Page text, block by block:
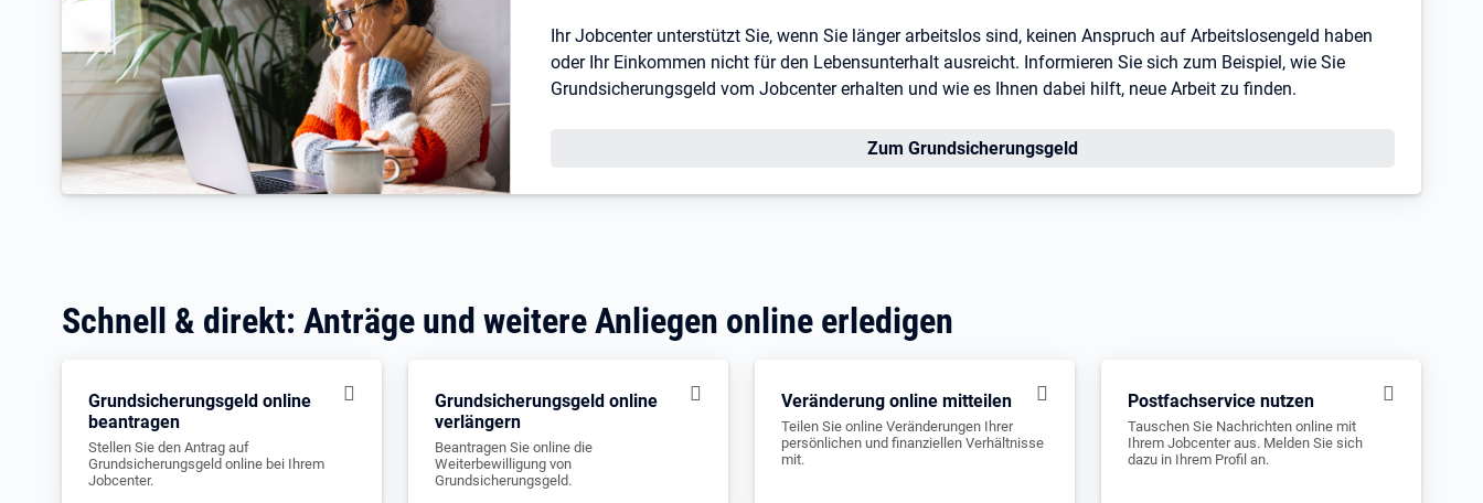
Ihr Jobcenter unterstützt Sie, wenn Sie länger arbeitslos sind, keinen Anspruch auf Arbeitslosengeld haben
oder Ihr Einkommen nicht für den Lebensunterhalt ausreicht. Informieren Sie sich zum Beispiel, wie Sie
Grundsicherungsgeld vom Jobcenter erhalten und wie es Ihnen dabei hilft, neue Arbeit zu finden.
Zum Grundsicherungsgeld
Schnell & direkt: Anträge und weitere Anliegen online erledigen
Grundsicherungsgeld online
beantragen
Stellen Sie den Antrag auf
Grundsicherungsgeld online bei Ihrem
Jobcenter.
Grundsicherungsgeld online
verlängern
Beantragen Sie online die
Weiterbewilligung von
Grundsicherungsgeld.
Veränderung online mitteilen
Teilen Sie online Veränderungen Ihrer
persönlichen und finanziellen Verhältnisse
mit.
Postfachservice nutzen
Tauschen Sie Nachrichten online mit
Ihrem Jobcenter aus. Melden Sie sich
dazu in Ihrem Profil an.